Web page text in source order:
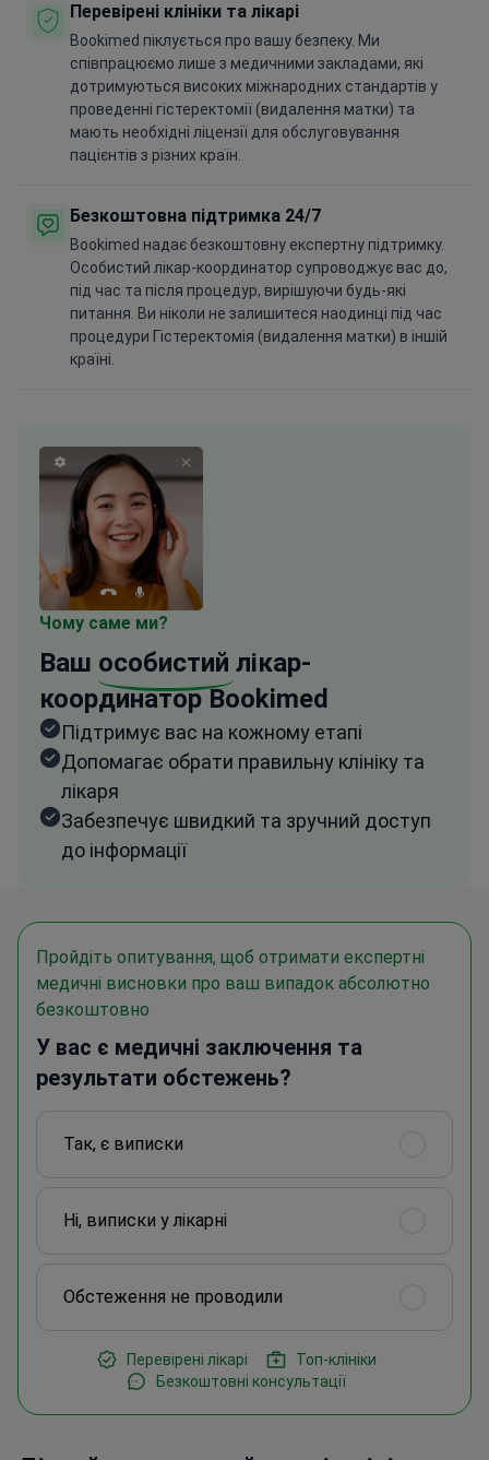
Перевірені клініки та лікарі
Bookimed піклується про вашу безпеку. Ми
співпрацюємо лише з медичними закладами, які
дотримуються високих міжнародних стандартів у
проведенні гістеректомії (видалення матки) та
мають необхідні ліцензії для обслуговування
пацієнтів з різних країн.
Безкоштовна підтримка 24/7
Bookimed надає безкоштовну експертну підтримку.
Особистий лікар-координатор супроводжує вас до,
під час та після процедур, вирішуючи будь-які
питання. Ви ніколи не залишитеся наодинці під час
процедури Гістеректомія (видалення матки) в іншій
країні.
Чому саме ми?
Ваш особистий лікар-
координатор Bookimed
Підтримує вас на кожному етапі
Допомагає обрати правильну клініку та
лікаря
Забезпечує швидкий та зручний доступ
до інформації
Пройдіть опитування, щоб отримати експертні
медичні висновки про ваш випадок абсолютно
безкоштовно
У вас є медичні заключення та
результати обстежень?
Так, є виписки
Ні, виписки у лікарні
Обстеження не проводили
Перевірені лікарі
Топ-клініки
Безкоштовні консультації